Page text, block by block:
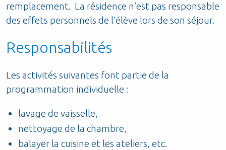
remplacement. La résidence n’est pas responsable
des effets personnels de l’élève lors de son séjour.
Responsabilités
Les activités suivantes font partie de la
programmation individuelle :
lavage de vaisselle,
nettoyage de la chambre,
balayer la cuisine et les ateliers, etc.